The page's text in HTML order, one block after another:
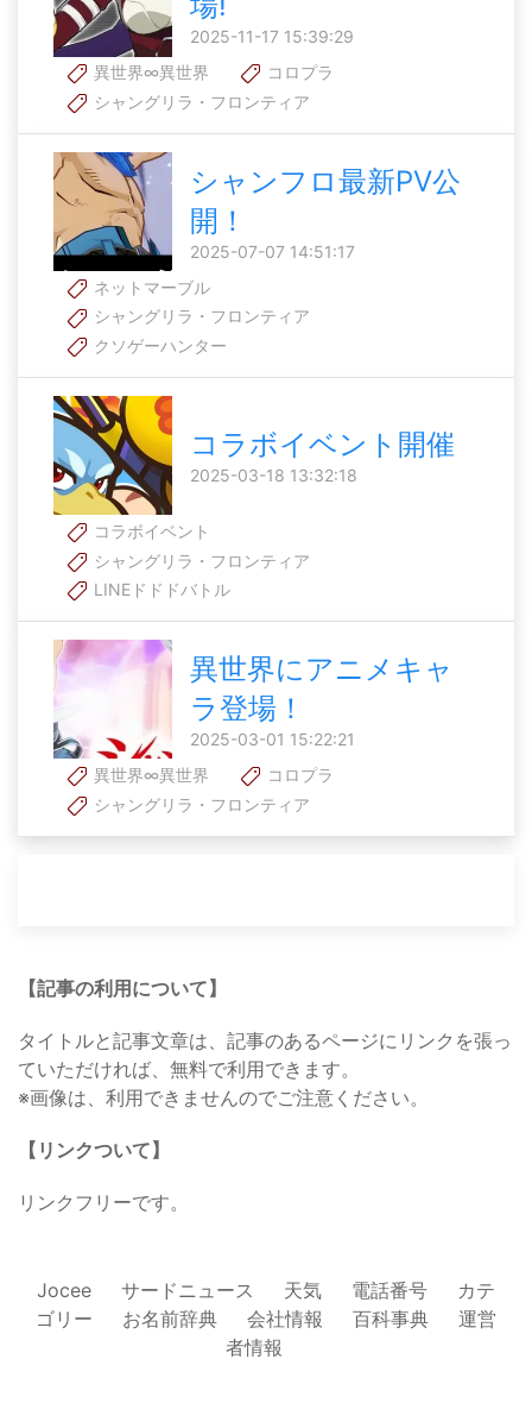
2025-11-17 15:39:29
異世界∞異世界
コロプラ
シャングリラ・フロンティア
シャンフロ最新PV公
開！
2025-07-07 14:51:17
ネットマーブル
シャングリラ・フロンティア
クソゲーハンター
コラボイベント開催
2025-03-18 13:32:18
コラボイベント
シャングリラ・フロンティア
LINEドドドバトル
異世界にアニメキャ
ラ登場！
2025-03-01 15:22:21
異世界∞異世界
コロプラ
シャングリラ・フロンティア
【記事の利用について】
タイトルと記事文章は、記事のあるページにリンクを張っ
ていただければ、無料で利用できます。
※画像は、利用できませんのでご注意ください。
【リンクついて】
リンクフリーです。
Jocee サードニュース 天気 電話番号
カテ
ゴリー
お名前辞典 会社情報 百科事典
運営
者情報